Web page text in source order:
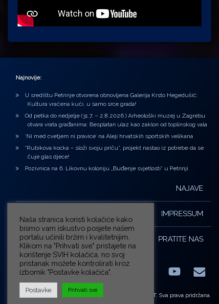
Najnovije:
U središtu Petrinje otvorena obnovljena Galerija Krsto Hegedušić:
Kultura vraćena kući, u samo srce grada!
Od petka do nedjelje (31.7. – 2.8.2026.) Arheološki muzej u Zagrebu
otvara vrata građanima: Besplatan ulaz kao zaklon od toplinskog vala
‘Ni med cvetjem ni pravice’ na Aleji hrvatskih sportskih velikana
“Rubikova kocka – složi svoju priču”, projekt nastao iz potrebe da se
čuje glas djece!
Pozivnica na 6. Likovnu koloniju „Buđenje svjetlosti” u Petrinji
NAJAVE
IMPRESSUM
PRATITE NAS
FacebookLinkedIn E-
© ZG-KULT. Sva prava pridržana.
Naša stranica koristi kolačiće kako
bismo vam iskustvo posjete našem
portalu učinili bržim i kvalitetnijim.
Klikom na "Prihvati sve" pristajete na
korištenje SVIH kolačića, no svoj
pristanak možete kontrolirati kroz
izbornik "Postavke kolačića".
Postavke Prihvati sve